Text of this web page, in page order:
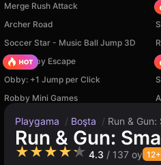
Merge Rush Attack
Archer Road
Soccer Star - Music Ball Jump 3D
Your Obby Escape
Obby: +1 Jump per Click
Robby Mini Games
Playgama / Boşta / Run &
Run & Gun:
★★★★★ 4.3 / 137 oy 12+